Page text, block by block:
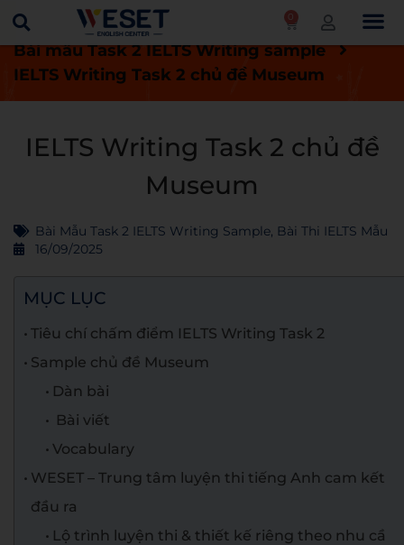
0
Trang chủ Blog
Bài thi IELTS mẫu
Bài mẫu Task 2 IELTS Writing sample
IELTS Writing Task 2 chủ đề Museum
IELTS Writing Task 2 chủ đề
Museum
Bài Mẫu Task 2 IELTS Writing Sample, Bài Thi IELTS Mẫu
16/09/2025
MỤC LỤC
Tiêu chí chấm điểm IELTS Writing Task 2
Sample chủ đề Museum
Dàn bài
Bài viết
Vocabulary
WESET – Trung tâm luyện thi tiếng Anh cam kết
đầu ra
Lộ trình luyện thi & thiết kế riêng theo nhu cầ